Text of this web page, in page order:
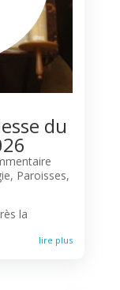
du
, Paroisses,
la
lire plus